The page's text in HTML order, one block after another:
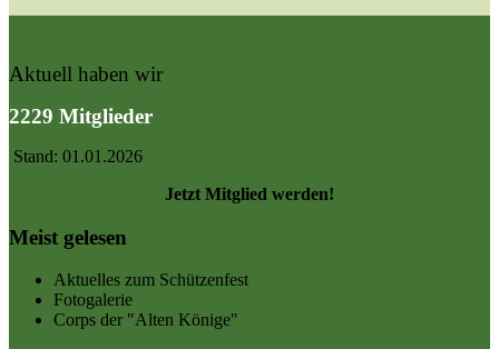
Aktuell haben wir
2229 Mitglieder
Stand: 01.01.2026
Jetzt Mitglied werden!
Meist gelesen
Aktuelles zum Schützenfest
Fotogalerie
Corps der "Alten Könige"